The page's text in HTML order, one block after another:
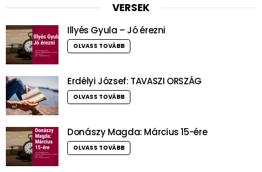
VERSEK
Illyés Gyula – Jó érezni
OLVASS TOVÁBB
Erdélyi József: TAVASZI ORSZÁG
OLVASS TOVÁBB
Donászy Magda: Március 15-ére
OLVASS TOVÁBB